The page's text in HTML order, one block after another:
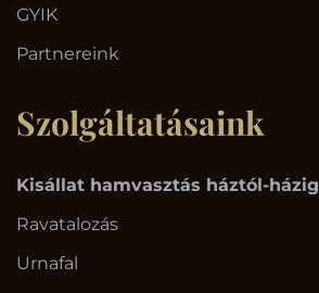
GYIK
Partnereink
Szolgáltatásaink
Kisállat hamvasztás háztól-házig
Ravatalozás
Urnafal